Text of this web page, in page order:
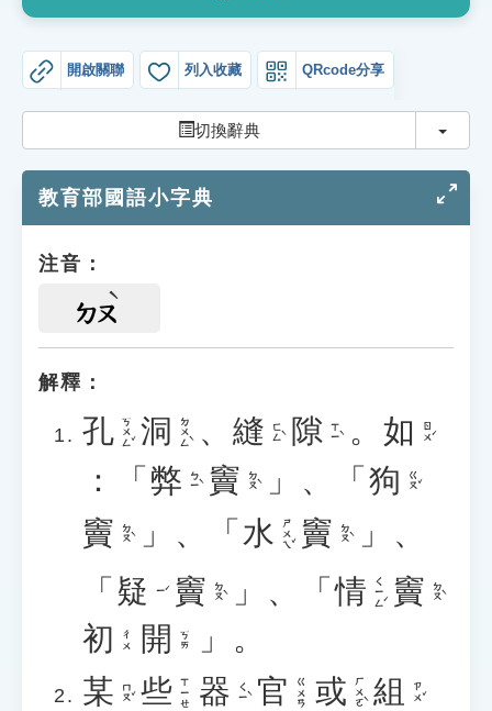
開啟關聯 列入收藏 QRcode分享
切換辭典 切換
教育部國語小字典
注音：
ㄉㄡ
解釋：
孔 ㄎㄨㄥˇ 洞 ㄉㄨㄥˋ 、 縫 ㄈㄥˋ 隙 ㄒㄧˋ 。 如 ㄖㄨˊ
： 「 弊 ㄅㄧˋ 竇 ㄉㄡˋ 」 、 「 狗 ㄍㄡˇ
竇 ㄉㄡˋ 」 、 「 水 ㄕㄨㄟˇ 竇 ㄉㄡˋ 」 、
「 疑 ㄧˊ 竇 ㄉㄡˋ 」 、 「情 ㄑㄧㄥˊ 竇 ㄉㄡˋ
初 ㄔㄨ 開 ㄎㄞ 」 。
某 ㄇㄡˇ 些 ㄒㄧㄝ 器 ㄑㄧˋ 官 ㄍㄨㄢ 或 ㄏㄨㄛˋ 組 ㄗㄨˇ